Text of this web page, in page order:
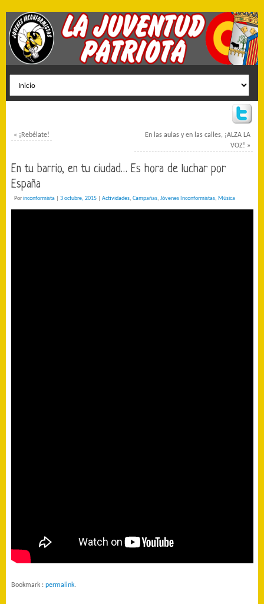
« ¡Rebélate!
En las aulas y en las calles, ¡ALZA LA
VOZ! »
En tu barrio, en tu ciudad… Es hora de luchar por
España
Porinconformista 3 octubre, 2015 Actividades, Campañas, Jóvenes Inconformistas, Música
Bookmark : permalink.